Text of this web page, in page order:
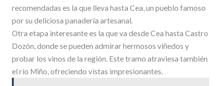
recomendadas es la que lleva hasta Cea, un pueblo famoso
por su deliciosa panadería artesanal.
Otra etapa interesante es la que va desde Cea hasta Castro
Dozón, donde se pueden admirar hermosos viñedos y
probar los vinos de la región. Este tramo atraviesa también
el río Miño, ofreciendo vistas impresionantes.